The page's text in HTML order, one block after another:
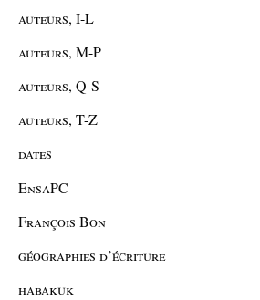
auteurs, I-L
auteurs, M-P
auteurs, Q-S
auteurs, T-Z
dates
EnsaPC
François Bon
géographies d’écriture
habakuk